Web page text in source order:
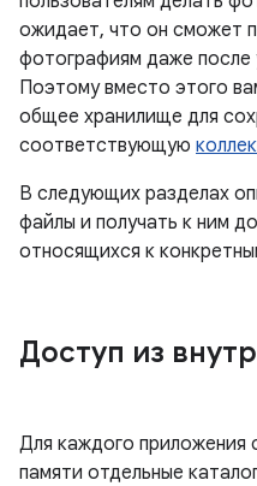
ожидает, что он сможет
фотографиям даже после
Поэтому вместо этого
общее хранилище для
соответствующую
В следующих разделах
файлы и получать к ним
относящихся к
Доступ из
Для каждого приложения
памяти отдельные